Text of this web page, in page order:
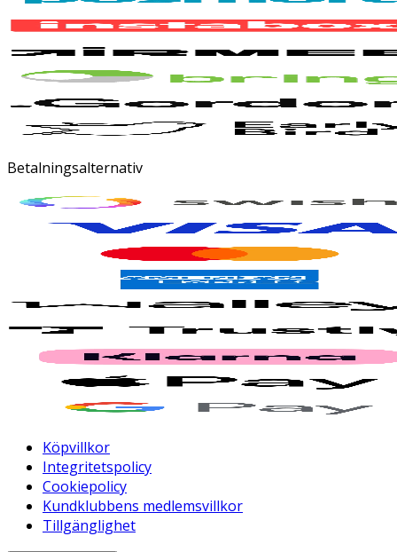
Betalningsalternativ
Köpvillkor
Integritetspolicy
Cookiepolicy
Kundklubbens medlemsvillkor
Tillgänglighet